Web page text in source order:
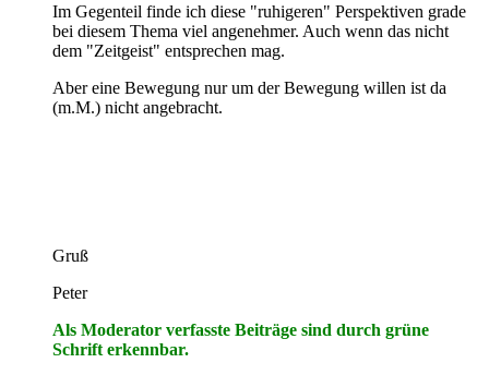
Im Gegenteil finde ich diese "ruhigeren" Perspektiven grade
bei diesem Thema viel angenehmer. Auch wenn das nicht
dem "Zeitgeist" entsprechen mag.
Aber eine Bewegung nur um der Bewegung willen ist da
(m.M.) nicht angebracht.
Gruß
Peter
Als Moderator verfasste Beiträge sind durch grüne
Schrift erkennbar.